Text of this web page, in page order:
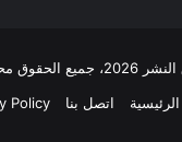
الحقوق محفوظة
اتصل بنا Policy